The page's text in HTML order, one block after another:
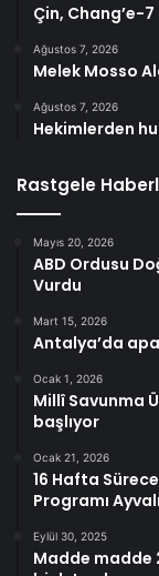
Çin, Chang’e-7
Ağustos 7, 2026
Melek Mosso
Ağustos 7, 2026
Hekimlerden
Rastgele
Mayıs 20, 2026
ABD Ordusu
Vurdu
Mart 15, 2026
Antalya’da
Ocak 1, 2026
Millî Savunma
başlıyor
Ocak 21, 2026
16 Hafta
Programı
Eylül 30, 2025
Madde madde